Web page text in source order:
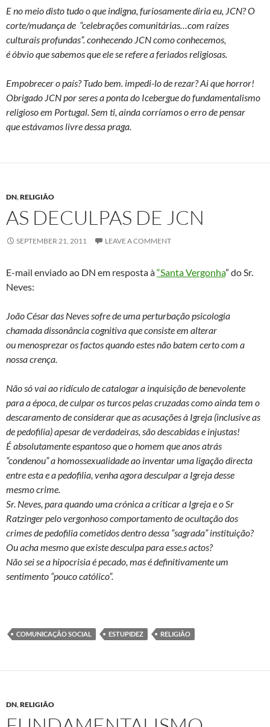
E no meio disto tudo o que indigna, furiosamente diria eu, JCN? O
corte/mudança de “celebrações comunitárias…com raízes
culturais profundas”. conhecendo JCN como conhecemos,
é óbvio que sabemos que ele se refere a feriados religiosas.
Empobrecer o país? Tudo bem. impedi-lo de rezar? Ai que horror!
Obrigado JCN por seres a ponta do Icebergue do fundamentalismo
religioso em Portugal. Sem ti, ainda corríamos o erro de pensar
que estávamos livre dessa praga.
DN,RELIGIÃO
AS DECULPAS DE JCN
SEPTEMBER 21, 2011 LEAVE A COMMENT
E-mail enviado ao DN em resposta à“Santa Vergonha” do Sr.
Neves:
João César das Neves sofre de uma perturbação psicologia
chamada dissonância cognitivaque consiste em alterar
ou menosprezar os factos quando estes não batem certo com a
nossa crença.
Não só vai ao ridículo de catalogar a inquisição de benevolente
para a época, de culpar os turcos pelas cruzadas como ainda tem o
descaramento de considerar que as acusações à Igreja (inclusive as
de pedofilia) apesar de verdadeiras, são descabidas e injustas!
É absolutamente espantoso que o homem que anos atrás
“condenou” a homossexualidade ao inventar uma ligação directa
entre esta e a pedofilia, venha agora desculpar a Igreja desse
mesmo crime.
Sr. Neves, para quando uma crónica a criticar a Igreja e o Sr
Ratzinger pelo vergonhoso comportamento de ocultação dos
crimes de pedofilia cometidos dentro dessa “sagrada” instituição?
Ou acha mesmo que existe desculpa para esse.s actos?
Não sei se a hipocrisia é pecado, mas é definitivamente um
sentimento “pouco católico”.
COMUNICAÇÃO SOCIAL ESTUPIDEZ RELIGIÃO
DN,RELIGIÃO